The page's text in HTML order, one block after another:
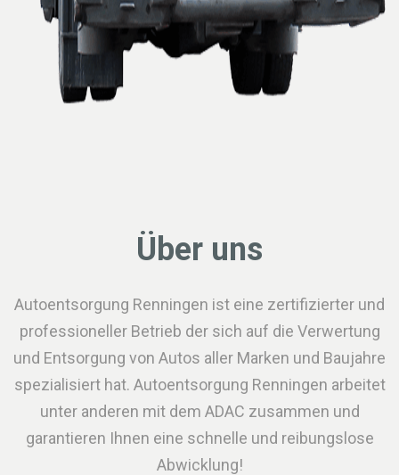
Über uns
Autoentsorgung Renningen ist eine zertifizierter und
professioneller Betrieb der sich auf die Verwertung
und Entsorgung von Autos aller Marken und Baujahre
spezialisiert hat. Autoentsorgung Renningen arbeitet
unter anderen mit dem ADAC zusammen und
garantieren Ihnen eine schnelle und reibungslose
Abwicklung!